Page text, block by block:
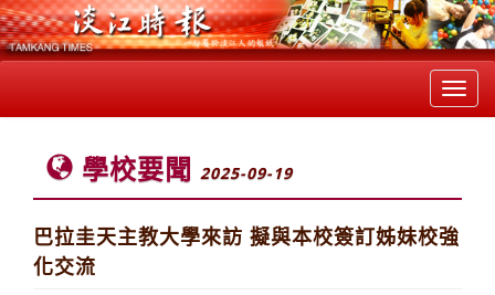
學校要聞 2025-09-19
巴拉圭天主教大學來訪 擬與本校簽訂姊妹校強
化交流